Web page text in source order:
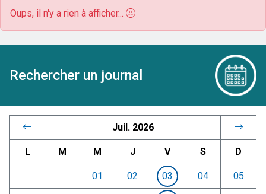
Oups, il n'y a rien à afficher...
Rechercher un journal
Juil. 2026
L M M J V S D
01 02 03 04 05